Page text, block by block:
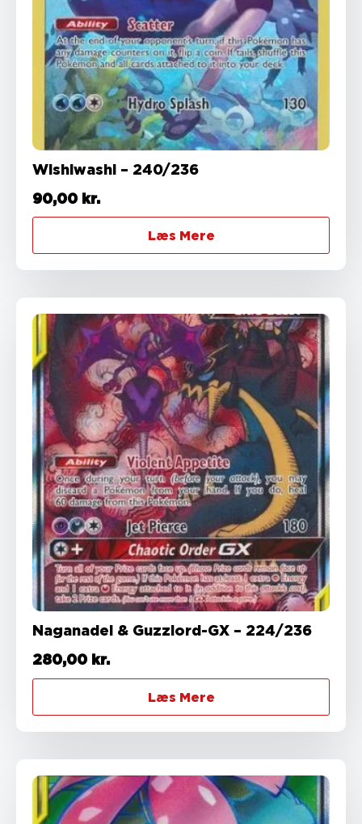
Wishiwashi – 240/236
90,00 kr.
Læs Mere
Naganadel & Guzzlord-GX – 224/236
280,00 kr.
Læs Mere